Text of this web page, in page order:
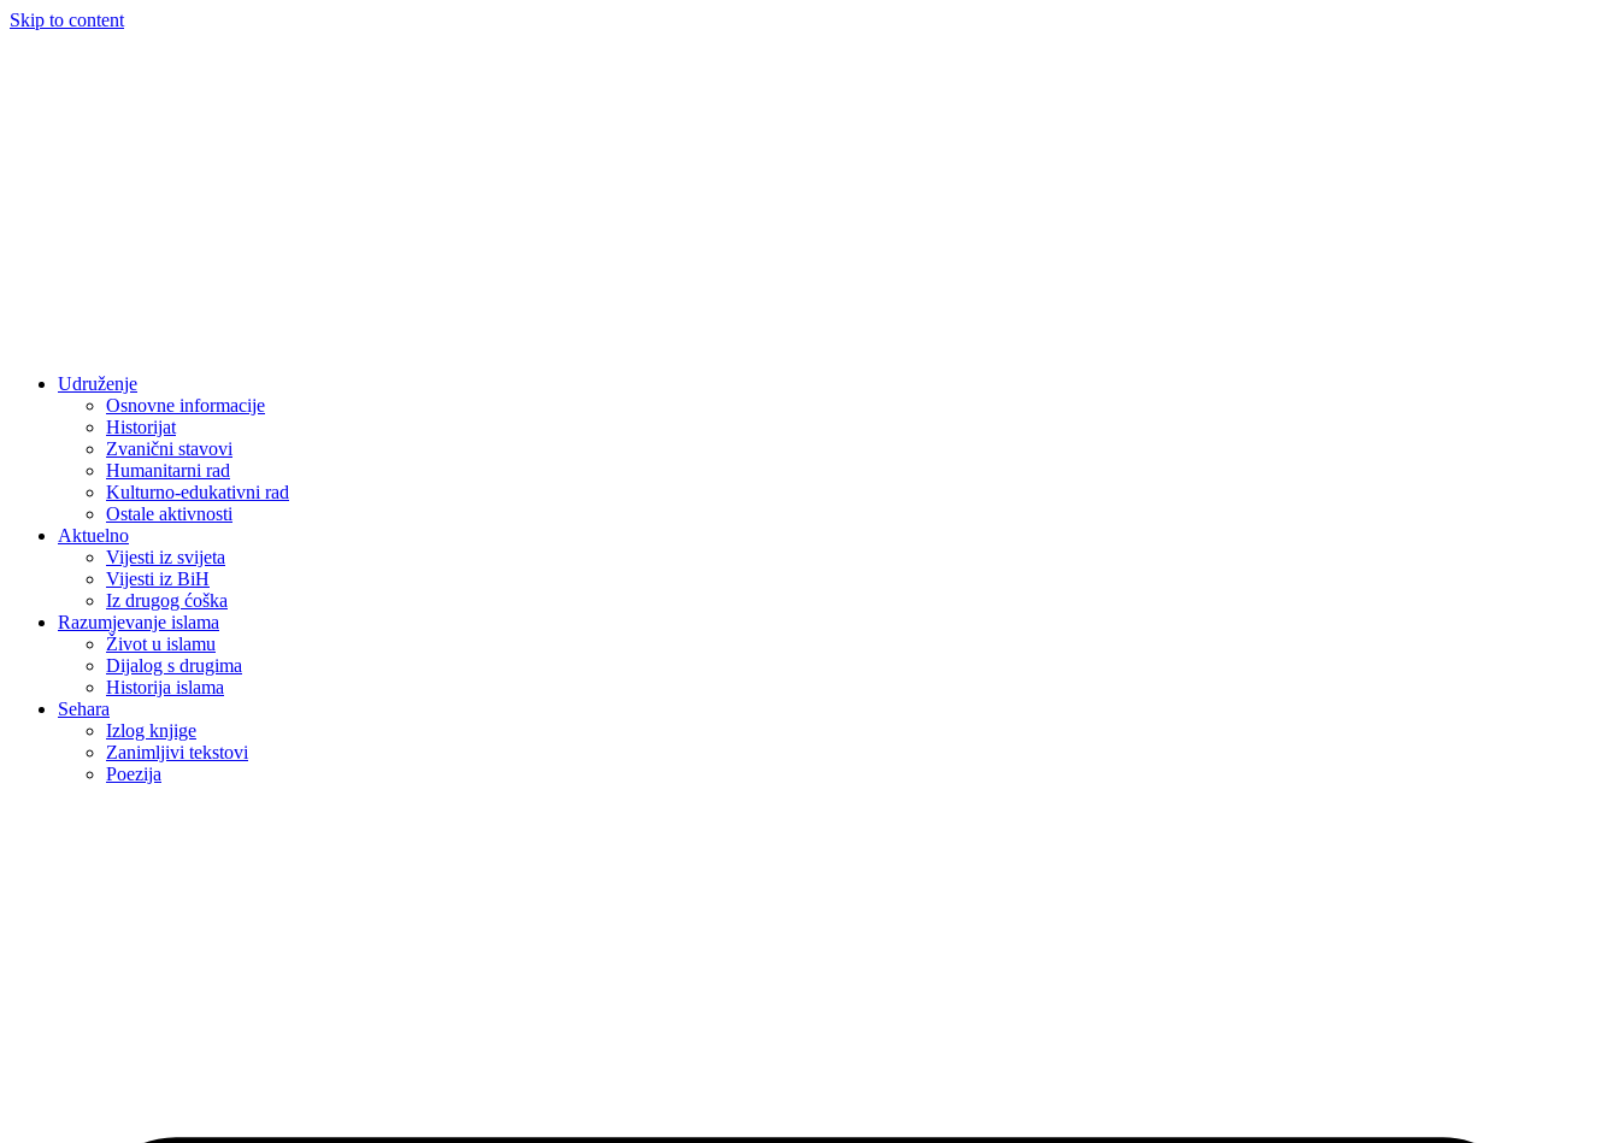
Skip to content
Udruženje
Osnovne informacije
Historijat
Zvanični stavovi
Humanitarni rad
Kulturno-edukativni rad
Ostale aktivnosti
Aktuelno
Vijesti iz svijeta
Vijesti iz BiH
Iz drugog ćoška
Razumjevanje islama
Život u islamu
Dijalog s drugima
Historija islama
Sehara
Izlog knjige
Zanimljivi tekstovi
Poezija